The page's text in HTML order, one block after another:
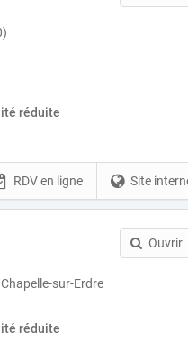
réduite
Site
RDV en ligne
sur-Erdre
réduite
Ouvrir